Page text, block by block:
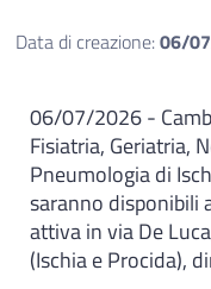
Data di creazione:06/
06/07/2026 -
Fisiatria, Geriatria,
Pneumologia di
saranno disponibili
attiva in via De
(Ischia e Procida),